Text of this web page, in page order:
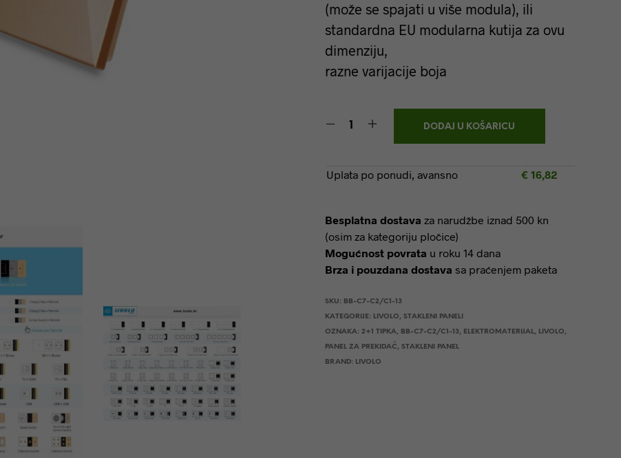
A
(može se spajati u više modula), ili
standardna EU modularna kutija za ovu
dimenziju,
razne varijacije boja
DODAJ U KOŠARICU
Uplata po ponudi, avansno €16,82
Besplatna dostava za narudžbe iznad 500 kn
(osim za kategoriju pločice)
Mogućnost povrata u roku 14 dana
Brza i pouzdana dostava sa praćenjem paketa
SKU: BB-C7-C2/C1-13
KATEGORIJE: LIVOLO, STAKLENI PANELI
OZNAKA: 2+1 TIPKA, BB-C7-C2/C1-13, ELEKTROMATERIJAL, LIVOLO,
PANEL ZA PREKIDAČ, STAKLENI PANEL
BRAND: LIVOLO